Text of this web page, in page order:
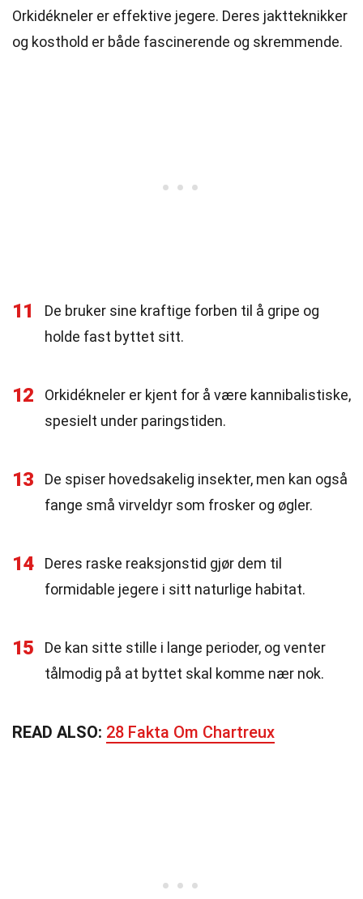
Orkidékneler er effektive jegere. Deres jaktteknikker
og kosthold er både fascinerende og skremmende.
11
De bruker sine kraftige forben til å gripe og
holde fast byttet sitt.
12
Orkidékneler er kjent for å være kannibalistiske,
spesielt under paringstiden.
13
De spiser hovedsakelig insekter, men kan også
fange små virveldyr som frosker og øgler.
14
Deres raske reaksjonstid gjør dem til
formidable jegere i sitt naturlige habitat.
15
De kan sitte stille i lange perioder, og venter
tålmodig på at byttet skal komme nær nok.
READ ALSO: 28 Fakta Om Chartreux